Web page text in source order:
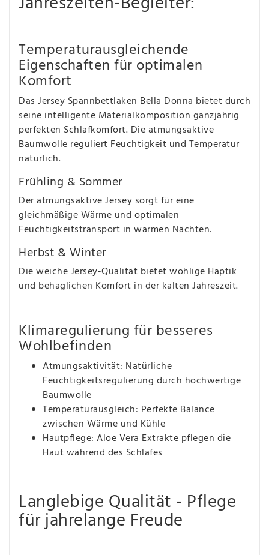
Temperaturausgleichende
Eigenschaften für optimalen
Komfort
Das Jersey Spannbettlaken Bella Donna bietet durch
seine intelligente Materialkomposition ganzjährig
perfekten Schlafkomfort. Die atmungsaktive
Baumwolle reguliert Feuchtigkeit und Temperatur
natürlich.
Frühling & Sommer
Der atmungsaktive Jersey sorgt für eine
gleichmäßige Wärme und optimalen
Feuchtigkeitstransport in warmen Nächten.
Herbst & Winter
Die weiche Jersey-Qualität bietet wohlige Haptik
und behaglichen Komfort in der kalten Jahreszeit.
Klimaregulierung für besseres
Wohlbefinden
Atmungsaktivität: Natürliche
Feuchtigkeitsregulierung durch hochwertige
Baumwolle
Temperaturausgleich: Perfekte Balance
zwischen Wärme und Kühle
Hautpflege: Aloe Vera Extrakte pflegen die
Haut während des Schlafes
Langlebige Qualität - Pflege
für jahrelange Freude